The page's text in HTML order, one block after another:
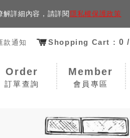
詳細內容，請詳閱 隱私權保護政策
款通知 Shopping Cart : 0 /
Order
訂單查詢
Member
會員專區